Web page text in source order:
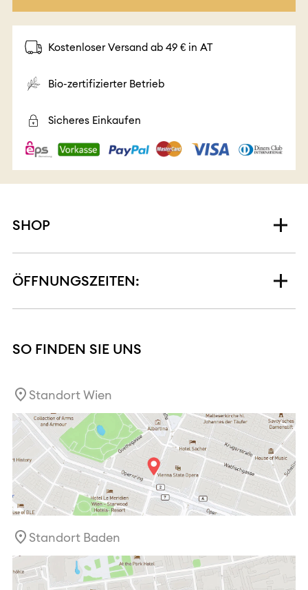
Kostenloser Versand ab 49 € in AT
Bio-zertifizierter Betrieb
Sicheres Einkaufen
SHOP
ÖFFNUNGSZEITEN:
SO FINDEN SIE UNS
Standort Wien
Standort Baden